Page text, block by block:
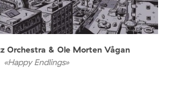
Orchestra & Ole Morten Vågan
«Happy Endlings»